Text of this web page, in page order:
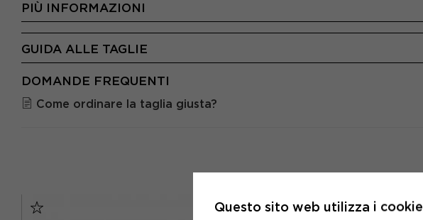
PIÙ INFORMAZIONI
GUIDA ALLE TAGLIE
DOMANDE FREQUENTI
Come ordinare la taglia giusta?
Questo sito web utilizza i cookie